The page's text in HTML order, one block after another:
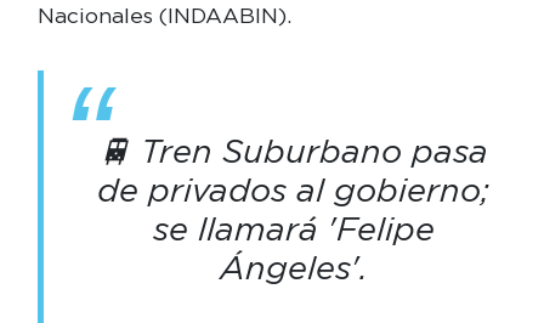
Nacionales (INDAABIN).
🚆 Tren Suburbano pasa
de privados al gobierno;
se llamará 'Felipe
Ángeles'.